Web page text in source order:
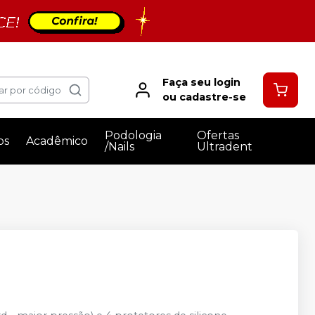
por código
Faça seu login
ou cadastre-se
Acadêmico
Podologia
/Nails
Ofertas
Ultradent